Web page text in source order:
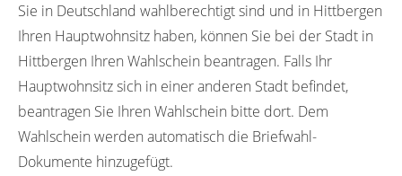
Sie in Deutschland wahlberechtigt sind und in Hittbergen
Ihren Hauptwohnsitz haben, können Sie bei der Stadt in
Hittbergen Ihren Wahlschein beantragen. Falls Ihr
Hauptwohnsitz sich in einer anderen Stadt befindet,
beantragen Sie Ihren Wahlschein bitte dort. Dem
Wahlschein werden automatisch die Briefwahl-
Dokumente hinzugefügt.